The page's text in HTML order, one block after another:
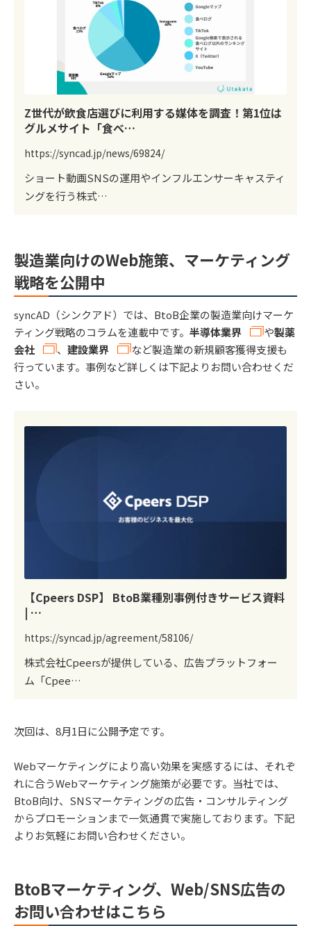
Z世代が飲食店選びに利用する媒体を調査！第1位は
グルメサイト「食べ…
https://syncad.jp/news/69824/
ショート動画SNSの運用やインフルエンサーキャスティ
ングを行う株式…
製造業向けのWeb施策、マーケティング
戦略を公開中
syncAD（シンクアド）では、BtoB企業の製造業向けマーケ
ティング戦略のコラムを連載中です。 半導体業界 や製薬
会社
、 建設業界
など製造業の新規顧客獲得支援も
行っています。事例など詳しくは下記よりお問い合わせくだ
さい。
【Cpeers DSP】 BtoB業種別事例付きサービス資料
| …
https://syncad.jp/agreement/58106/
株式会社Cpeersが提供している、広告プラットフォー
ム「Cpee…
次回は、8月1日に公開予定です。
Webマーケティングにより高い効果を実感するには、それぞ
れに合うWebマーケティング施策が必要です。当社では、
BtoB向け、SNSマーケティングの広告・コンサルティング
からプロモーションまで一気通貫で実施しております。下記
よりお気軽にお問い合わせください。
BtoBマーケティング、Web/SNS広告の
お問い合わせはこちら